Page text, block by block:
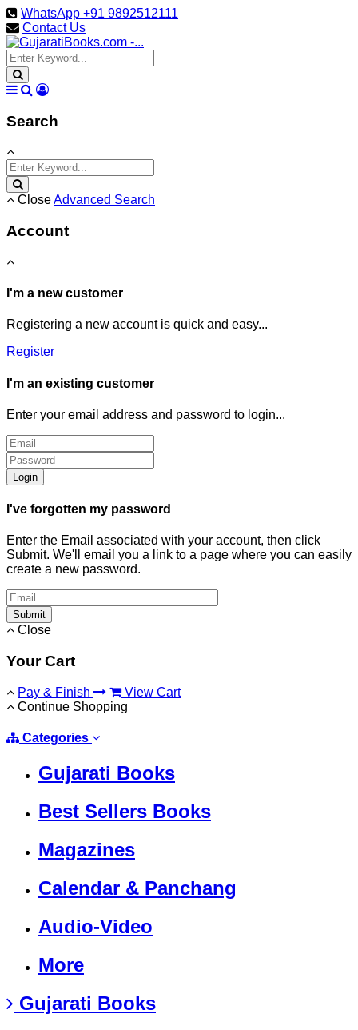
WhatsApp +91 9892512111
Contact Us
Search
CloseAdvanced Search
Account
I'm a new customer
Registering a new account is quick and easy...
Register
I'm an existing customer
Enter your email address and password to login...
Login
I've forgotten my password
Enter the Email associated with your account, then click
Submit. We'll email you a link to a page where you can easily
create a new password.
Submit
Close
Your Cart
Pay & Finish
View Cart
Continue Shopping
Categories
Gujarati Books
Best Sellers Books
Magazines
Calendar & Panchang
Audio-Video
More
Gujarati Books